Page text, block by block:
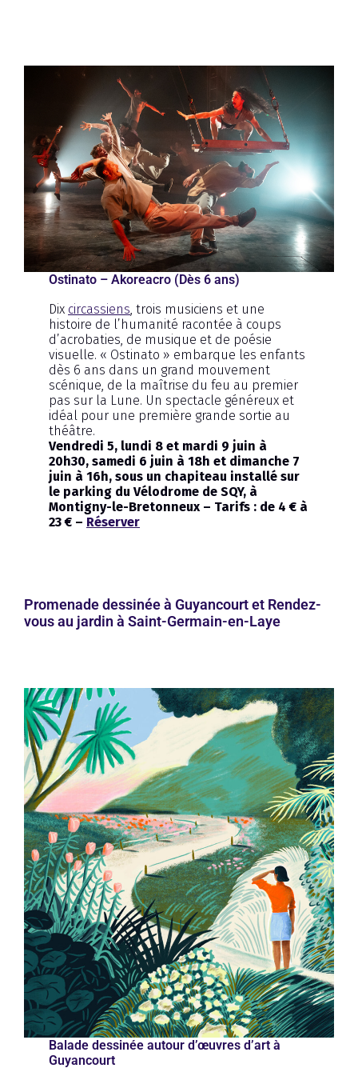
Ostinato – Akoreacro (Dès 6 ans)
Dix circassiens, trois musiciens et une
histoire de l’humanité racontée à coups
d’acrobaties, de musique et de poésie
visuelle. « Ostinato » embarque les enfants
dès 6 ans dans un grand mouvement
scénique, de la maîtrise du feu au premier
pas sur la Lune. Un spectacle généreux et
idéal pour une première grande sortie au
théâtre.
Vendredi 5, lundi 8 et mardi 9 juin à
20h30, samedi 6 juin à 18h et dimanche 7
juin à 16h, sous un chapiteau installé sur
le parking du Vélodrome de SQY, à
Montigny-le-Bretonneux – Tarifs : de 4 € à
23 € – Réserver
Promenade dessinée à Guyancourt et Rendez-
vous au jardin à Saint-Germain-en-Laye
Balade dessinée autour d’œuvres d’art à
Guyancourt